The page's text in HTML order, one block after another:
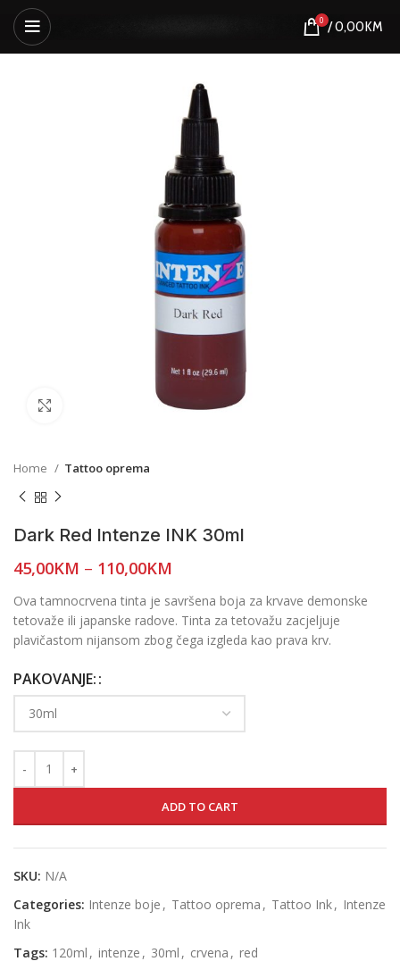
0 /0,00KM
Home Tattoo oprema
Dark Red Intenze INK 30ml
45,00KM – 110,00KM
Ova tamnocrvena tinta je savršena boja za krvave demonske
tetovaže ili japanske radove. Tinta za tetovažu zacjeljuje
plavičastom nijansom zbog čega izgleda kao prava krv.
PAKOVANJE:
ADD TO CART
SKU: N/A
Categories: Intenze boje , Tattoo oprema , Tattoo Ink, Intenze
Ink
Tags: 120ml , intenze , 30ml , crvena , red